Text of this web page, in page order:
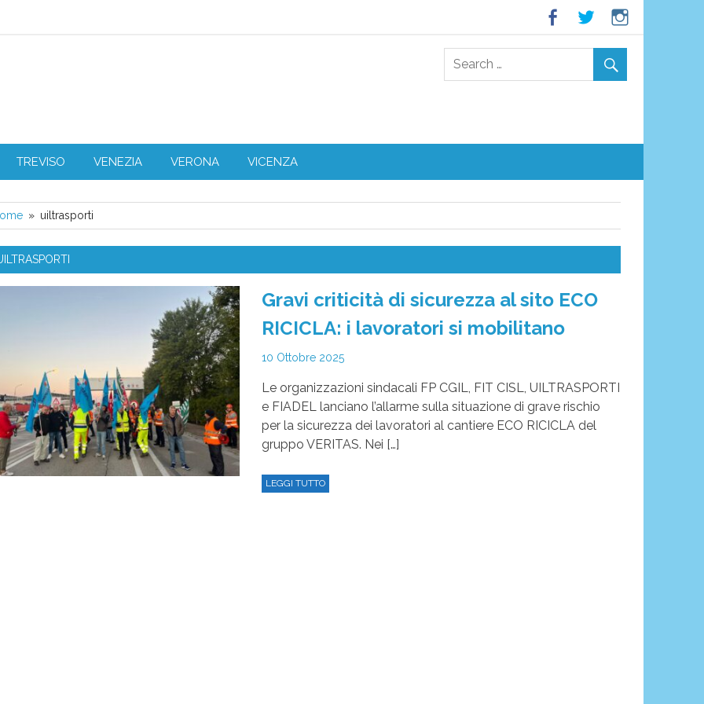
TREVISO VENEZIA VERONA VICENZA
uiltrasporti
Gravi criticità di sicurezza al sito ECO
RICICLA: i lavoratori si mobilitano
10 Ottobre 2025
Le organizzazioni sindacali FP CGIL, FIT CISL, UILTRASPORTI
e FIADEL lanciano l’allarme sulla situazione di grave rischio
per la sicurezza dei lavoratori al cantiere ECO RICICLA del
gruppo VERITAS. Nei […]
LEGGI TUTTO